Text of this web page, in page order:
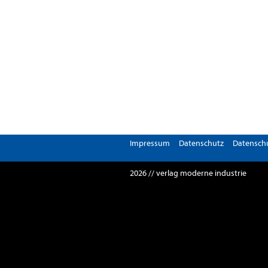
Impressum Datenschutz
2026 // verlag moderne industrie